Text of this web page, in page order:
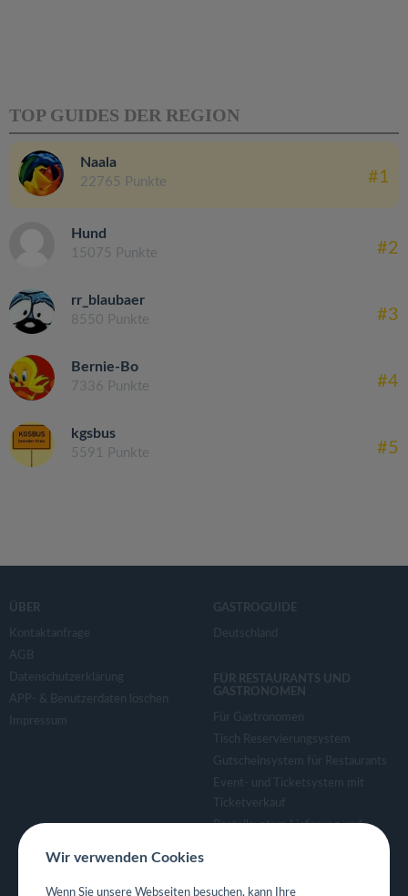
TOP GUIDES DER REGION
Naala
22765 Punkte #1
Hund
15075 Punkte #2
rr_blaubaer
8550 Punkte #3
Bernie-Bo
7336 Punkte #4
kgsbus
5591 Punkte #5
ÜBER
Kontaktanfrage
AGB
Datenschutzerklärung
APP- & Benutzerdaten löschen
Impressum
GASTROGUIDE
Deutschland
FÜR RESTAURANTS UND
GASTRONOMEN
Für Gastronomen
Tisch Reservierungsystem
Gutscheinsystem für Restaurants
Event- und Ticketsystem mit
Ticketverkauf
Bestellsystem Lieferung und
Eigene App für Restaurant
Wir verwenden Cookies
Wenn Sie unsere Webseiten besuchen, kann Ihre